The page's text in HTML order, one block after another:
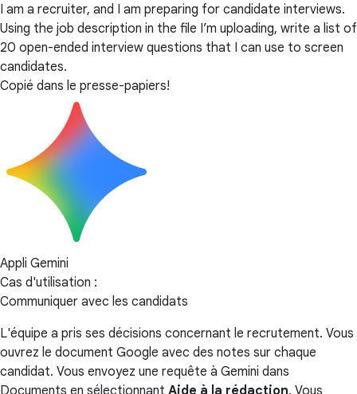
I am a recruiter, and I am preparing for candidate interviews.
Using the job description in the file I’m uploading, write a list of
20 open-ended interview questions that I can use to screen
candidates.
Copié dans le presse-papiers!
Appli Gemini
Cas d'utilisation :
Communiquer avec les candidats
L'équipe a pris ses décisions concernant le recrutement. Vous
ouvrez le document Google avec des notes sur chaque
candidat. Vous envoyez une requête à Gemini dans